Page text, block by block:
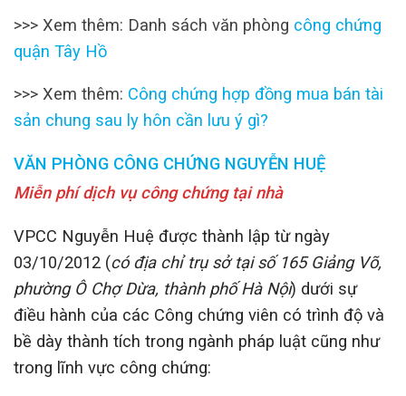
>>> Xem thêm: Danh sách văn phòng công chứng
quận Tây Hồ
>>> Xem thêm: Công chứng hợp đồng mua bán tài
sản chung sau ly hôn cần lưu ý gì?
VĂN PHÒNG CÔNG CHỨNG NGUYỄN HUỆ
Miễn phí dịch vụ công chứng tại nhà
VPCC Nguyễn Huệ được thành lập từ ngày
03/10/2012 (có địa chỉ trụ sở tại số 165 Giảng Võ,
phường Ô Chợ Dừa, thành phố Hà Nội) dưới sự
điều hành của các Công chứng viên có trình độ và
bề dày thành tích trong ngành pháp luật cũng như
trong lĩnh vực công chứng: